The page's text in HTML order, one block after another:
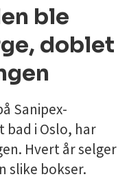
ble
doblet
Sanipex-
bad i Oslo, har
Hvert år selger
slike bokser.